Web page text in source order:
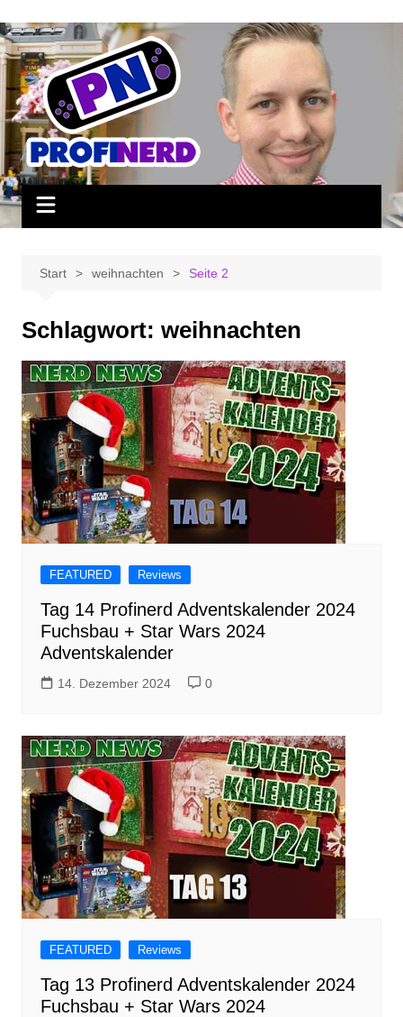
Inhalt
springen
Start weihnachten Seite 2
Schlagwort: weihnachten
FEATURED Reviews
Tag 14 Profinerd Adventskalender 2024
Fuchsbau + Star Wars 2024
Adventskalender
14. Dezember 2024 0
FEATURED Reviews
Tag 13 Profinerd Adventskalender 2024
Fuchsbau + Star Wars 2024